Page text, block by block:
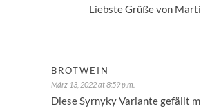
Liebste Grüße von
BROTWEIN
März 13, 2022 at 8:59 p.m.
Diese Syrnyky Variante gefällt